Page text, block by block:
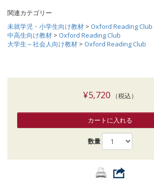
関連カテゴリー
未就学児・小学生向け教材 > Oxford Reading Club
中高生向け教材 > Oxford Reading Club
大学生～社会人向け教材 > Oxford Reading Club
¥5,720（税込）
カートに入れる
数量